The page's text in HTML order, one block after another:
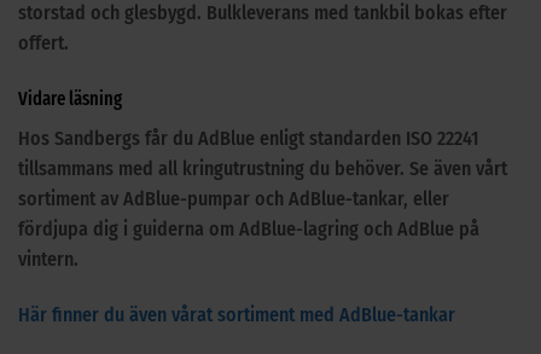
storstad och glesbygd. Bulkleverans med tankbil bokas efter
offert.
Vidare läsning
Hos Sandbergs får du AdBlue enligt standarden ISO 22241
tillsammans med all kringutrustning du behöver. Se även vårt
sortiment av AdBlue-pumpar och AdBlue-tankar, eller
fördjupa dig i guiderna om AdBlue-lagring och AdBlue på
vintern.
Här finner du även vårat sortiment med AdBlue-tankar